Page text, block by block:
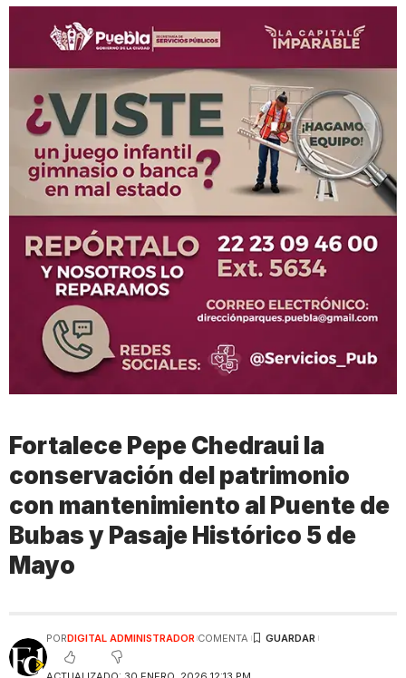
Fortalece Pepe Chedraui la
conservación del patrimonio
con mantenimiento al Puente de
Bubas y Pasaje Histórico 5 de
Mayo
PORDIGITAL ADMINISTRADOR COMENTA